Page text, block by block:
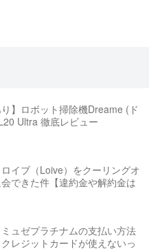
り】ロボット掃除機Dreame (ド
Ultra 徹底レビュー
ロイブ（Loive）をクーリングオ
できた件【違約金や解約金は
ミュゼプラチナムの支払い方法
レジットカードが使えないっ